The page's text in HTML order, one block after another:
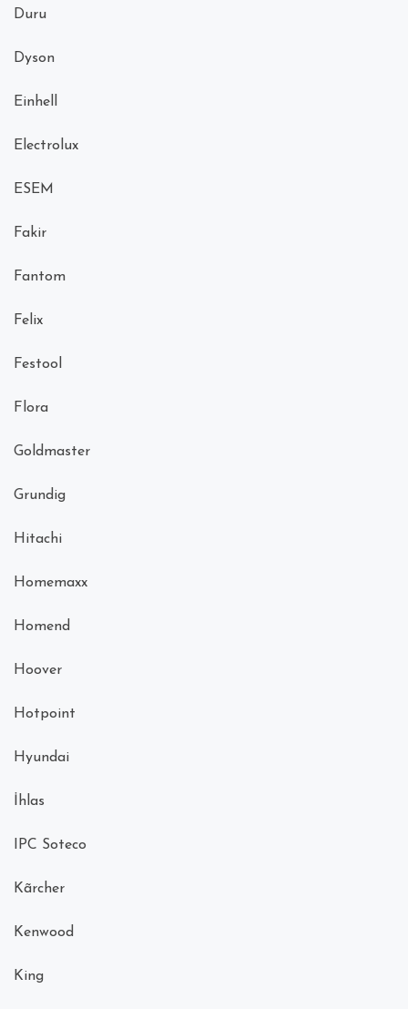
Duru
Dyson
Einhell
Electrolux
ESEM
Fakir
Fantom
Felix
Festool
Flora
Goldmaster
Grundig
Hitachi
Homemaxx
Homend
Hoover
Hotpoint
Hyundai
İhlas
IPC Soteco
Kãrcher
Kenwood
King